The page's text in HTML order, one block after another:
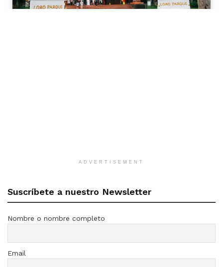
ADVERTISEMENT
Suscríbete a nuestro Newsletter
Nombre o nombre completo
Email